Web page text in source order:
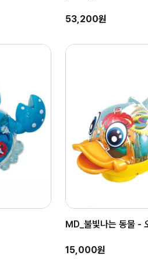
53,200원
MD_불빛나는 동물 -
15,000원